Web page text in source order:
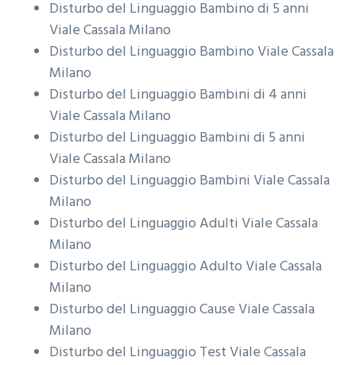
Disturbo del Linguaggio Bambino di 5 anni
Viale Cassala Milano
Disturbo del Linguaggio BambinoViale Cassala
Milano
Disturbo del Linguaggio Bambini di 4 anni
Viale Cassala Milano
Disturbo del Linguaggio Bambini di 5 anni
Viale Cassala Milano
Disturbo del Linguaggio BambiniViale Cassala
Milano
Disturbo del Linguaggio AdultiViale Cassala
Milano
Disturbo del Linguaggio AdultoViale Cassala
Milano
Disturbo del Linguaggio CauseViale Cassala
Milano
Disturbo del Linguaggio TestViale Cassala